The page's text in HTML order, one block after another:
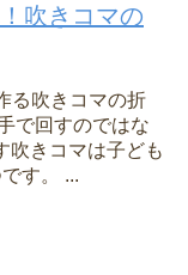
吹きコマの
る吹きコマの折
で回すのではな
吹きコマは子ども
す。 ...